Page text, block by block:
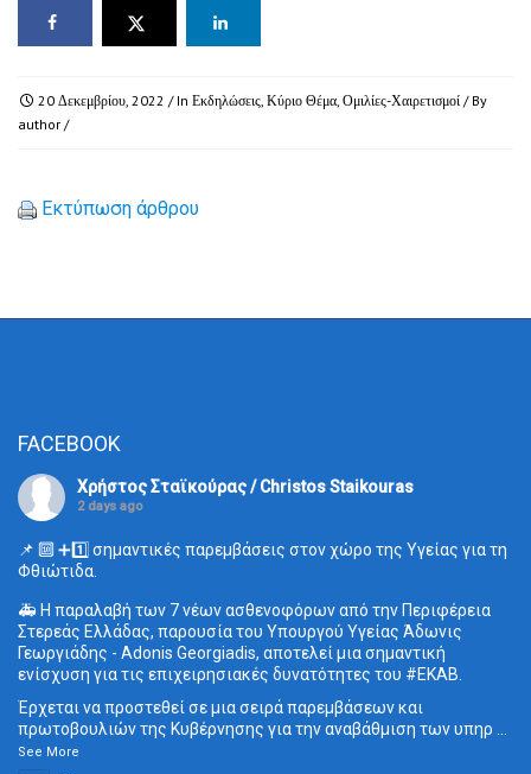
20 Δεκεμβρίου, 2022 / In Εκδηλώσεις, Κύριο Θέμα, Ομιλίες-Χαιρετισμοί / By
author /
Εκτύπωση άρθρου
FACEBOOK
Χρήστος Σταϊκούρας / Christos Staikouras
2 days ago
📌 🔟 ➕1️⃣ σημαντικές παρεμβάσεις στον χώρο της Υγείας για τη
Φθιώτιδα.
🚑 Η παραλαβή των 7 νέων ασθενοφόρων από την Περιφέρεια
Στερεάς Ελλάδας, παρουσία του Υπουργού Υγείας Άδωνις
Γεωργιάδης - Adonis Georgiadis, αποτελεί μια σημαντική
ενίσχυση για τις επιχειρησιακές δυνατότητες του #ΕΚΑΒ
Έρχεται να προστεθεί σε μια σειρά παρεμβάσεων και
πρωτοβουλιών της Κυβέρνησης για την αναβάθμιση των υπηρ
See More